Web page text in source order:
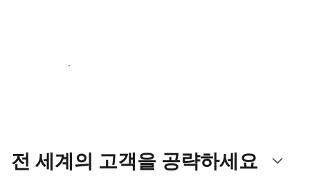
지금 등록 시작하기
전 세계의 고객을 공략하세요